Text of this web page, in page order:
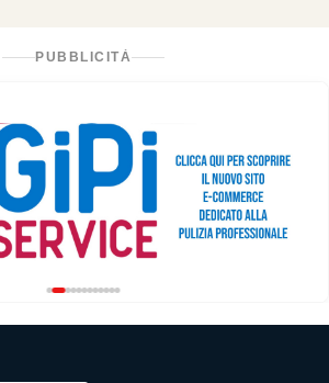
PUBBLICITÀ